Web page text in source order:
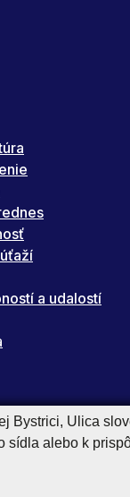
a udalostí
Bystrici, Ulica
sídla alebo k